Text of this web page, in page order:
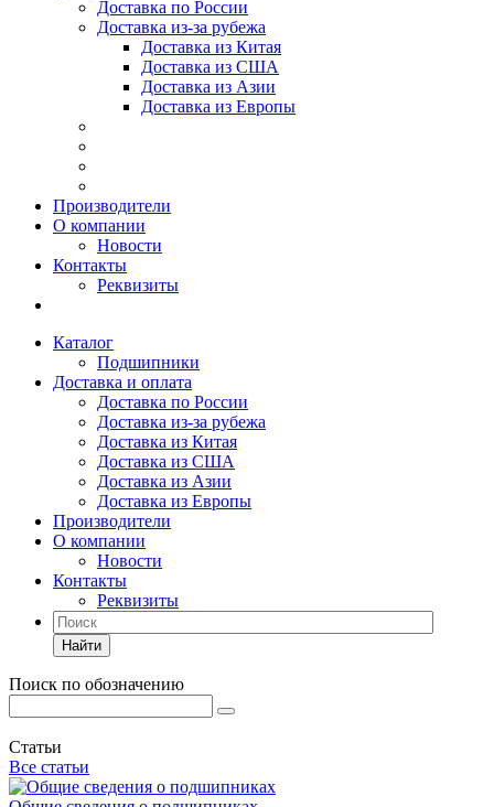
Доставка по России
Доставка из-за рубежа
Доставка из Китая
Доставка из США
Доставка из Азии
Доставка из Европы
Производители
О компании
Новости
Контакты
Реквизиты
Каталог
Подшипники
Доставка и оплата
Доставка по России
Доставка из-за рубежа
Доставка из Китая
Доставка из США
Доставка из Азии
Доставка из Европы
Производители
О компании
Новости
Контакты
Реквизиты
Найти
Поиск по обозначению
Статьи
Все статьи